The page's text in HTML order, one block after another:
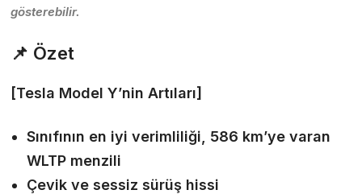
gösterebilir.
📌 Özet
[Tesla Model Y’nin Artıları]
Sınıfının en iyi verimliliği, 586 km’ye varan
WLTP menzili
Çevik ve sessiz sürüş hissi